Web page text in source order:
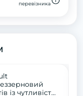
перевізника
із чутливістю